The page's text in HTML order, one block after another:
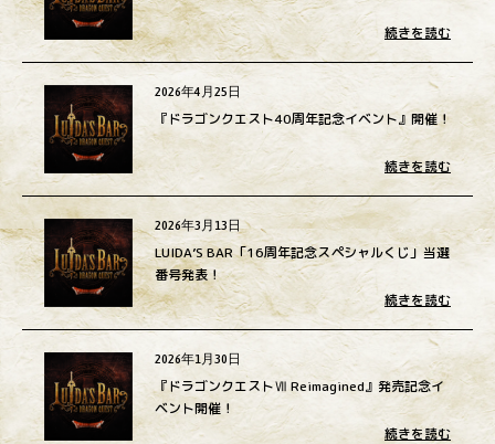
続きを読む
2026年4月25日
『ドラゴンクエスト40周年記念イベント』開催！
続きを読む
2026年3月13日
LUIDA’S BAR「16周年記念スペシャルくじ」当選
番号発表！
続きを読む
2026年1月30日
『ドラゴンクエストⅦ Reimagined』発売記念イ
ベント開催！
続きを読む